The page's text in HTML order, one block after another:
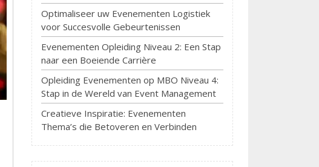
Optimaliseer uw Evenementen Logistiek
voor Succesvolle Gebeurtenissen
Evenementen Opleiding Niveau 2: Een Stap
naar een Boeiende Carrière
Opleiding Evenementen op MBO Niveau 4:
Stap in de Wereld van Event Management
Creatieve Inspiratie: Evenementen
Thema’s die Betoveren en Verbinden